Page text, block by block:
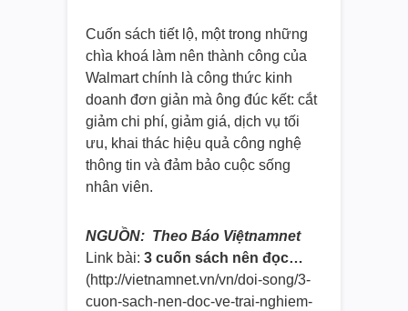
Cuốn sách tiết lộ, một trong những
chìa khoá làm nên thành công của
Walmart chính là công thức kinh
doanh đơn giản mà ông đúc kết: cắt
giảm chi phí, giảm giá, dịch vụ tối
ưu, khai thác hiệu quả công nghệ
thông tin và đảm bảo cuộc sống
nhân viên.
NGUỒN: Theo Báo Việtnamnet
Link bài: 3 cuốn sách nên đọc…
(http://vietnamnet.vn/vn/doi-song/3-
cuon-sach-nen-doc-ve-trai-nghiem-